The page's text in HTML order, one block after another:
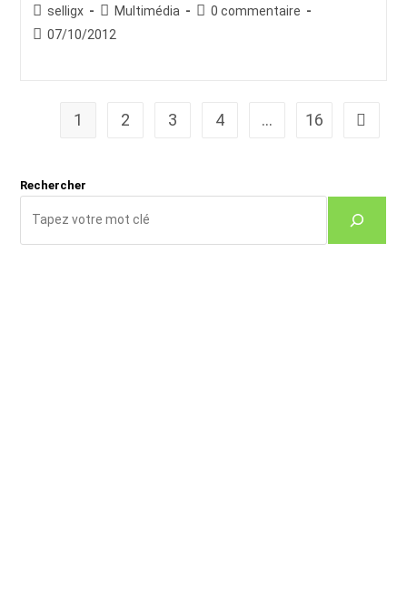
Auteur/autrice
de
selligx
Post
category:
Multimédia
Commentaires
0 commentaire
Publication
07/10/2012
1 2 3 4 … 16
Rechercher